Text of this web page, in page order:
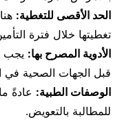
الحد الأقصى للتغطية:
تغطيتها خلال فترة
الأدوية المصرح بها: يجب
قبل الجهات الصحية في
الوصفات الطبية: عادةً
للمطالبة بالتعويض.